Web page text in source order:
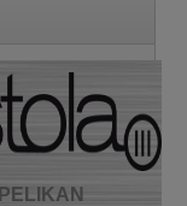
PELIKAN